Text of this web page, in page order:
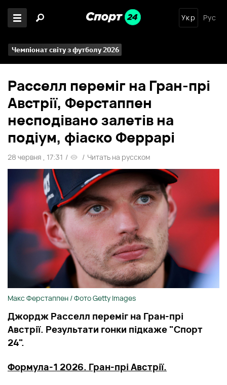
Укр Рус
Чемпіонат світу з футболу 2026
Расселл переміг на Гран-прі
Австрії, Ферстаппен
несподівано залетів на
подіум, фіаско Феррарі
28 червня , 17:31 / / Читать на русском
Макс Ферстаппен / Фото Getty Images
Джордж Расселл переміг на Гран-прі
Австрії. Результати гонки підкаже "Спорт
24".
Формула-1 2026. Гран-прі Австрії.